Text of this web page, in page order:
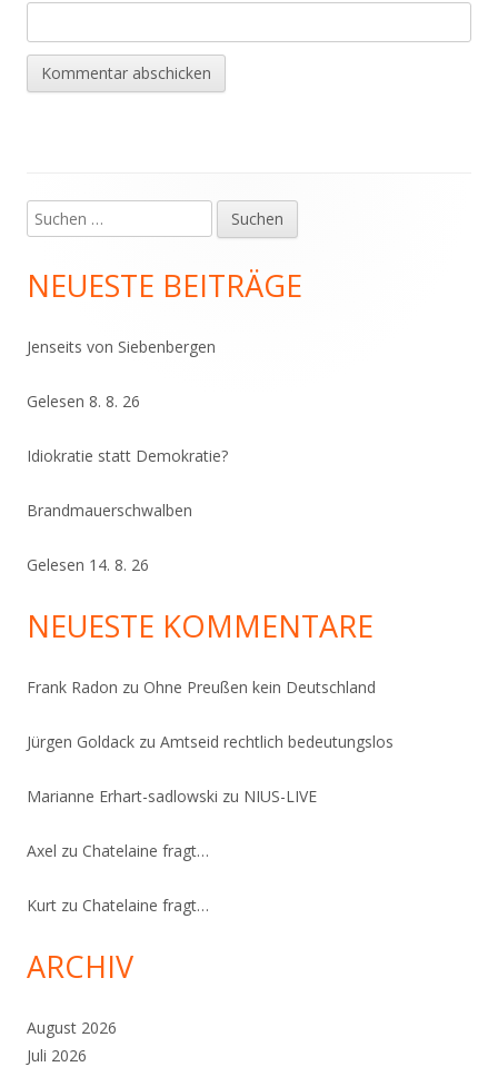
Haupt-
Seitenleiste
Suchen
nach:
NEUESTE BEITRÄGE
Jenseits von Siebenbergen
Gelesen 8. 8. 26
Idiokratie statt Demokratie?
Brandmauerschwalben
Gelesen 14. 8. 26
NEUESTE KOMMENTARE
Frank Radon zu Ohne Preußen kein Deutschland
Jürgen Goldack zu Amtseid rechtlich bedeutungslos
Marianne Erhart-sadlowski zu NIUS-LIVE
Axel zu Chatelaine fragt…
Kurt zu Chatelaine fragt…
ARCHIV
August 2026
Juli 2026